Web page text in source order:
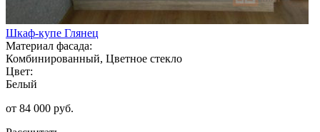
Шкаф-купе Глянец
Материал фасада:
Комбинированный, Цветное стекло
Цвет:
Белый
от 84 000 руб.